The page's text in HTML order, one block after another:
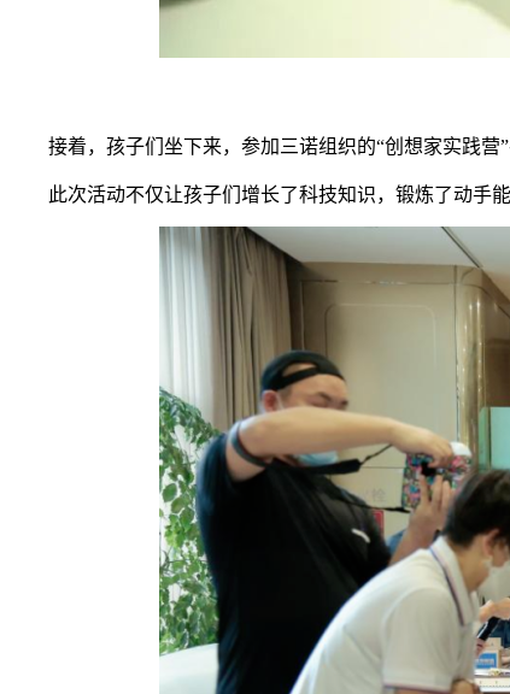
接着，孩子们坐下来，参加三诺组织的“创想家实践营”
此次活动不仅让孩子们增长了科技知识，锻炼了动手能